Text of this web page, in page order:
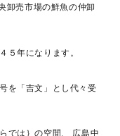
卸売市場の鮮魚の仲卸
５年になります。
を「吉文」とし代々受
では｝の空間、
広島中